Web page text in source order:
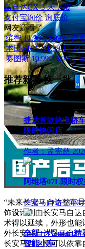
“未来长安马自达整车
饰设计则由长安马自
术得以延续，外形也能
外长安马自达是马自
长安马自达便可以依靠
马自达CX-3 未上市
支付宝询价 询底价
网友还看了
缤智 11.98-13.99万 询
本田XR-V 11.99-15.29
赛图斯 10.99-15.99万
推荐新闻换一批
捷达首款纯电轿
限时快闪店
作者：孟宪慈
阿维塔07L限时
作者：卢奇 2026-
全新一代smart精
智能小车